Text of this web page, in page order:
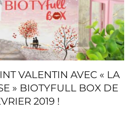
VALENTIN AVEC « LA
» BIOTYFULL BOX DE
2019 !